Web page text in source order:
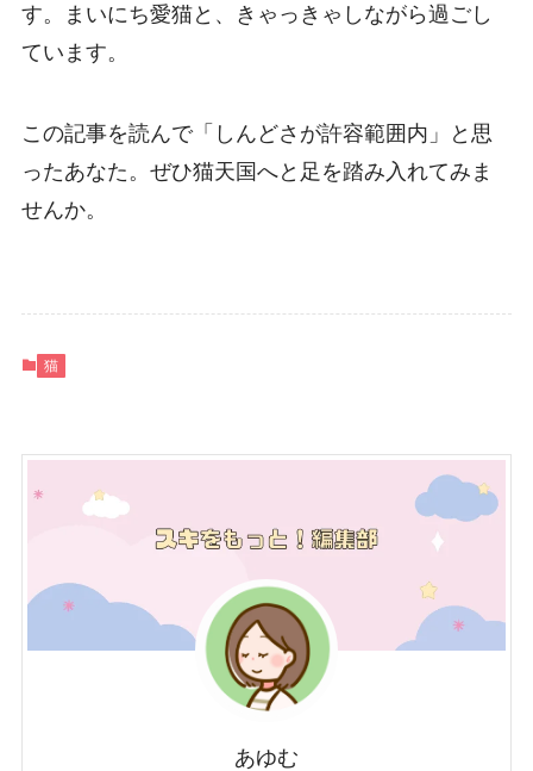
す。まいにち愛猫と、きゃっきゃしながら過ごし
ています。
この記事を読んで「しんどさが許容範囲内」と思
ったあなた。ぜひ猫天国へと足を踏み入れてみま
せんか。
猫
あゆむ